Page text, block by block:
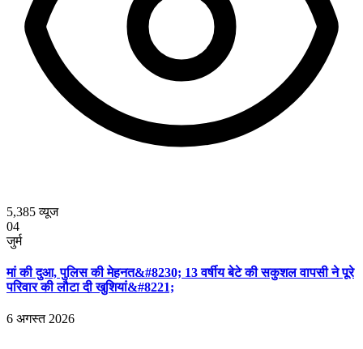
5,385व्यूज
04
जुर्म
मां की दुआ, पुलिस की मेहनत&#8230; 13 वर्षीय बेटे की सकुशल वापसी ने पूरे
परिवार की लौटा दी खुशियां&#8221;
6 अगस्त 2026